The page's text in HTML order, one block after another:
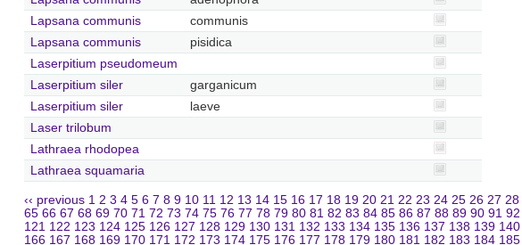
Lapsana communis
communis
Lapsana communis
pisidica
Laserpitium pseudomeum
Laserpitium siler
garganicum
Laserpitium siler
laeve
Laser trilobum
Lathraea rhodopea
Lathraea squamaria
‹‹ previous 1 2 3 4 5 6 7 8 9 10 11 12 13 14 15 16 17 18 19 20 21 22 23 24 25 26 27 28
65 66 67 68 69 70 71 72 73 74 75 76 77 78 79 80 81 82 83 84 85 86 87 88 89 90 91 92
121 122 123 124 125 126 127 128 129 130 131 132 133 134 135 136 137 138 139 140
166 167 168 169 170 171 172 173 174 175 176 177 178 179 180 181 182 183 184 185